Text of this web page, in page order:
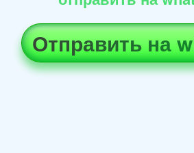
Отправить на